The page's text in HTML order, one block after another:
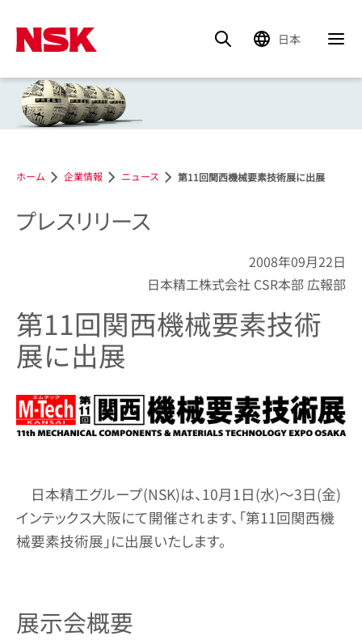
ホーム 企業情報 ニュース 第11回関西機械要素技術展に出展
日本
プレスリリース
2008年09月22日
日本精工株式会社 CSR本部 広報部
第11回関西機械要素技術
展に出展
日本精工グループ(NSK)は、10月1日(水)～3日(金)
インテックス大阪にて開催されます、「第11回関西機
械要素技術展」に出展いたします。
展示会概要